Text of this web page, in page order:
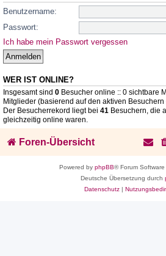
Benutzername:
Passwort:
Ich habe mein Passwort vergessen
WER IST ONLINE?
Insgesamt sind 0 Besucher online :: 0 sichtbare
Mitglieder (basierend auf den aktiven
Der Besucherrekord liegt bei 41 Besuchern, die
gleichzeitig online waren.
Foren-Übersicht
Powered by phpBB® Forum
Deutsche Übersetzung durch
Datenschutz|